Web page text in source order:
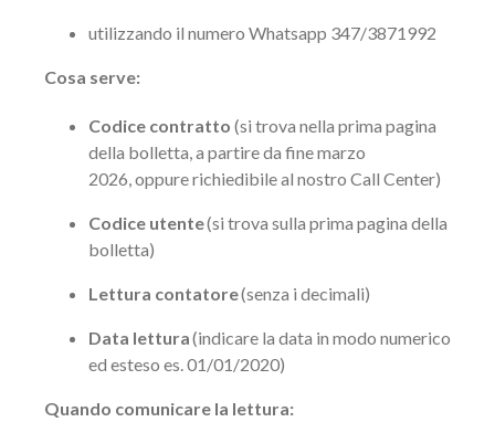
utilizzando il numero Whatsapp 347/3871992
Cosa serve:
Codice contratto (si trova nella prima pagina
della bolletta, a partire da fine marzo
2026, oppure richiedibile al nostro Call Center)
Codice utente(si trova sulla prima pagina della
bolletta)
Lettura contatore(senza i decimali)
Data lettura(indicare la data in modo numerico
ed esteso es. 01/01/2020)
Quando comunicare la lettura: